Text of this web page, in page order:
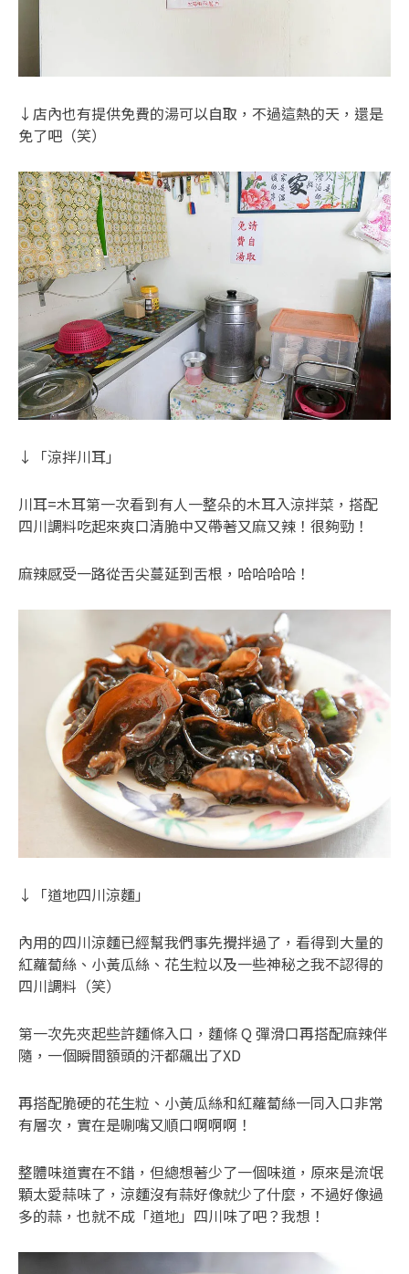
↓店內也有提供免費的湯可以自取，不過這熱的天，還是
免了吧（笑）
↓「涼拌川耳」
川耳=木耳第一次看到有人一整朵的木耳入涼拌菜，搭配
四川調料吃起來爽口清脆中又帶著又麻又辣！很夠勁！
麻辣感受一路從舌尖蔓延到舌根，哈哈哈哈！
↓「道地四川涼麵」
內用的四川涼麵已經幫我們事先攪拌過了，看得到大量的
紅蘿蔔絲、小黃瓜絲、花生粒以及一些神秘之我不認得的
四川調料（笑）
第一次先夾起些許麵條入口，麵條 Q 彈滑口再搭配麻辣伴
隨，一個瞬間額頭的汗都飆出了XD
再搭配脆硬的花生粒、小黃瓜絲和紅蘿蔔絲一同入口非常
有層次，實在是唰嘴又順口啊啊啊！
整體味道實在不錯，但總想著少了一個味道，原來是流氓
顆太愛蒜味了，涼麵沒有蒜好像就少了什麼，不過好像過
多的蒜，也就不成「道地」四川味了吧？我想！